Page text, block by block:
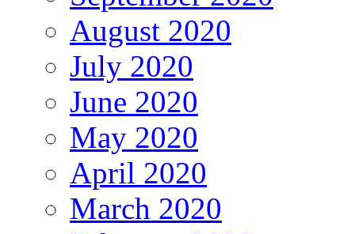
August 2020
July 2020
June 2020
May 2020
April 2020
March 2020